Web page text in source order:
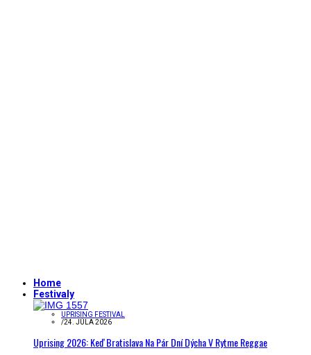
Home
Festivaly
UPRISING FESTIVAL
/24. JÚLA 2026
Uprising 2026: Keď Bratislava Na Pár Dní Dýcha V Rytme Reggae